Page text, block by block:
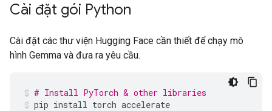
Cài đặt gói Python
Cài đặt các thư viện Hugging Face cần thiết để chạy mô
hình Gemma và đưa ra yêu cầu.
# Install PyTorch & other libraries
pip install torch accelerate